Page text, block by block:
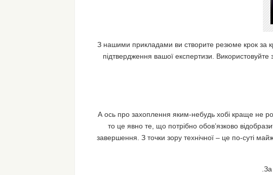
З нашими прикладами ви створите резюме крок за
підтвердження вашої експертизи.
А ось про захоплення яким-небудь хобі краще не
то це явно те, що потрібно обов’язково
завершення. З точки зору технічної – це по-суті
За